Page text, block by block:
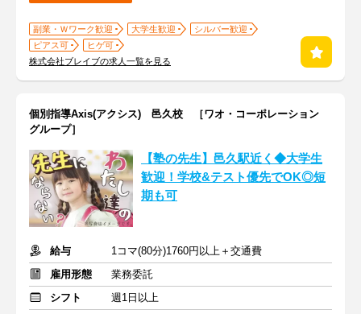
副業・Ｗワーク歓迎 大学生歓迎
シルバー歓迎
ピアス可
ヒゲ可
株式会社ブレイブの求人一覧を見る
個別指導Axis(アクシス) 邑久校 ［ワオ・コーポレーション
グループ］
【塾の先生】邑久駅近く◆大学生
歓迎！学校&テスト優先でOK◎短
期も可
給与
1コマ(80分)1760円以上＋交通費
雇用形態
業務委託
シフト
週1日以上